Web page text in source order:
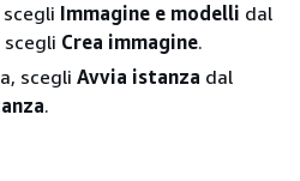
scegli Immagine e modelli dal
scegli Crea immagine.
scegli Avvia istanza dal
.